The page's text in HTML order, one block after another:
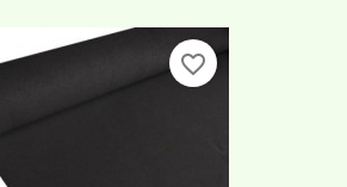
favorite_border